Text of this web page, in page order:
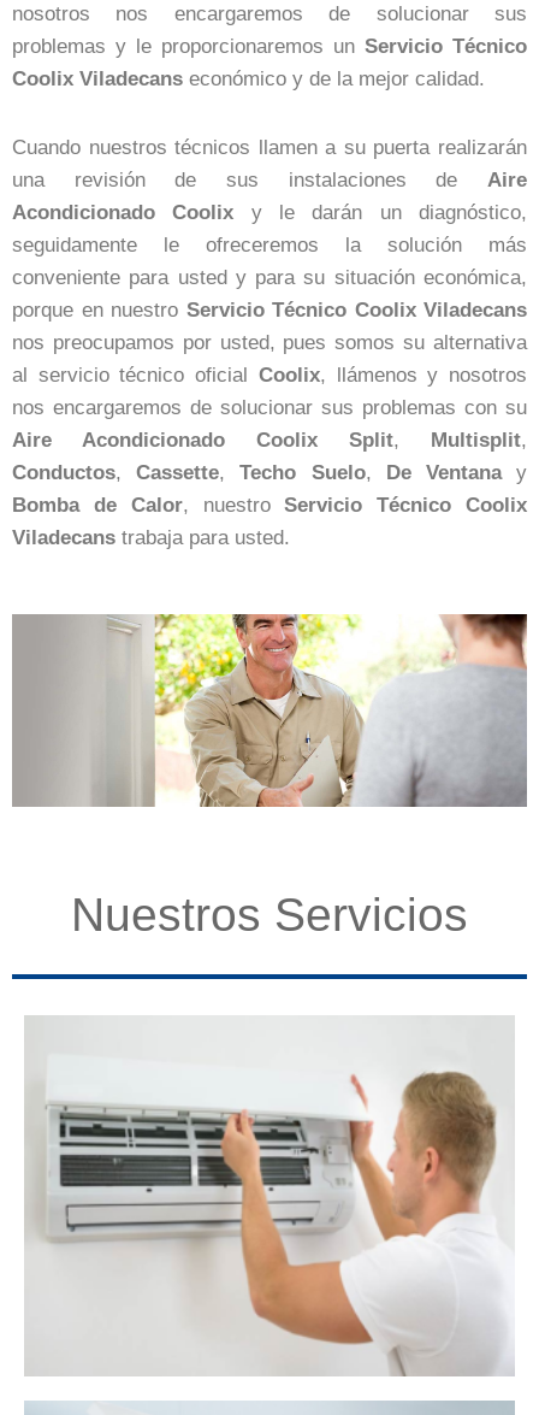
nosotros nos encargaremos de solucionar sus
problemas y le proporcionaremos un Servicio Técnico
Coolix Viladecans económico y de la mejor calidad.
Cuando nuestros técnicos llamen a su puerta realizarán
una revisión de sus instalaciones de Aire
Acondicionado Coolix y le darán un diagnóstico,
seguidamente le ofreceremos la solución más
conveniente para usted y para su situación económica,
porque en nuestro Servicio Técnico Coolix Viladecans
nos preocupamos por usted, pues somos su alternativa
al servicio técnico oficial Coolix, llámenos y nosotros
nos encargaremos de solucionar sus problemas con su
Aire Acondicionado Coolix
Split, Multisplit,
Conductos,Cassette,Techo Suelo, De Ventanay
Bomba de Calor, nuestroServicio Técnico Coolix
Viladecans trabaja para usted.
Nuestros Servicios